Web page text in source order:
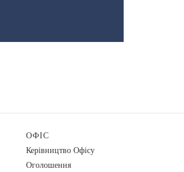
ОФІС
Керівництво Офісу
Оголошення